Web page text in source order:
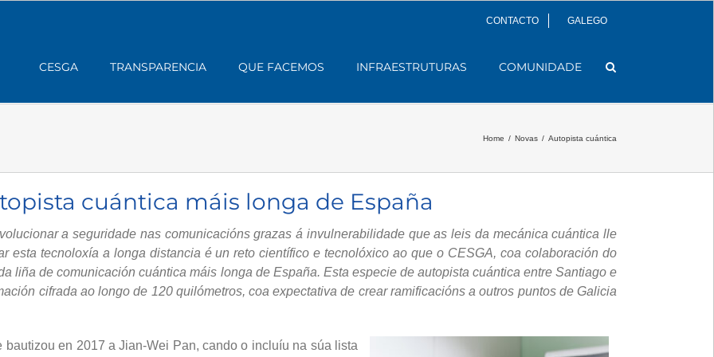
CONTACTO GALEGO
CESGA TRANSPARENCIA QUE FACEMOS INFRAESTRUTURAS COMUNIDADE
Home / Novas / Autopista cuántica
cuántica máis longa de España
a seguridade nas comunicacións grazas á invulnerabilidade que as leis da mecánica cuántica lle
esta tecnoloxía a longa distancia é un reto científico e tecnolóxico ao que o CESGA, coa colaboración do
liña de comunicación cuántica máis longa de España. Esta especie de autopista cuántica entre Santiago e
cifrada ao longo de 120 quilómetros, coa expectativa de crear ramificacións a outros puntos de Galicia
en 2017 a Jian-Wei Pan, cando o incluíu na súa lista